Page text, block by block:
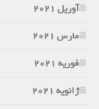
آوریل 2021
مارس 2021
فوریه 2021
ژانویه 2021